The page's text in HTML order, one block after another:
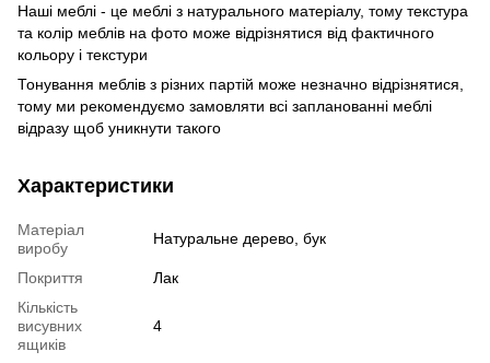
Наші меблі - це меблі з натурального матеріалу, тому текстура
та колір меблів на фото може відрізнятися від фактичного
кольору і текстури
Тонування меблів з різних партій може незначно відрізнятися,
тому ми рекомендуємо замовляти всі запланованні меблі
відразу щоб уникнути такого
Характеристики
Матеріал
виробу
Натуральне дерево, бук
Покриття
Лак
Кількість
висувних
ящиків
4